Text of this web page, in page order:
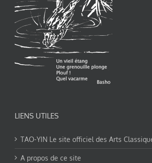
LIENS UTILES
TAO-YIN Le site officiel des Arts
A propos de ce site